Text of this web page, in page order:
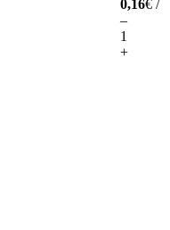
0,16€ /
–
+